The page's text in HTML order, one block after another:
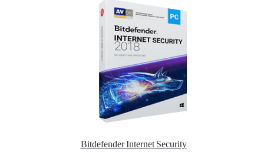
Bitdefender Internet Security